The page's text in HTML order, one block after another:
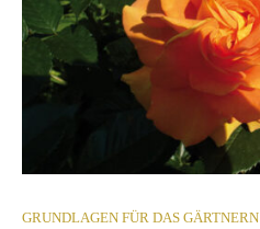
GRUNDLAGEN FÜR DAS GÄRTNERN